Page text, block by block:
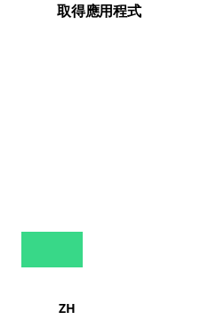
取得應用程式
ZH